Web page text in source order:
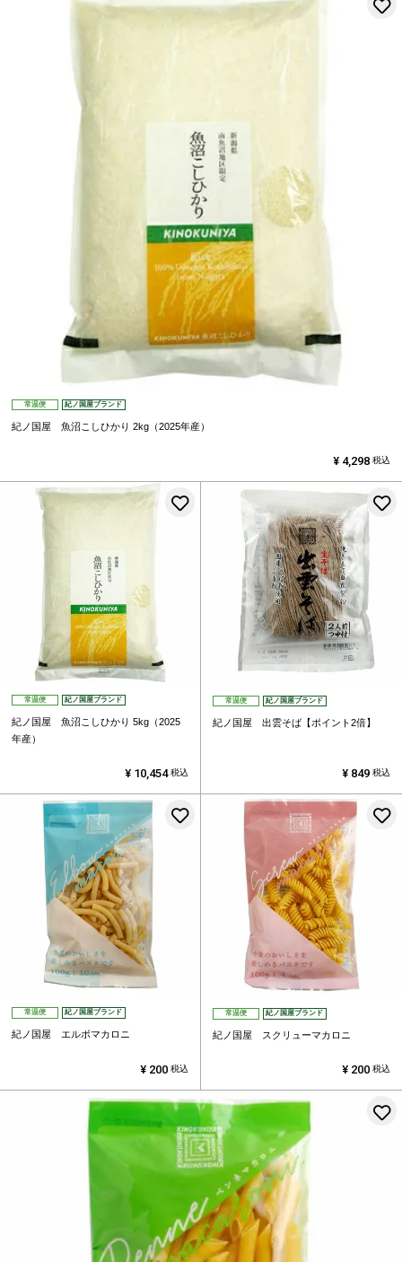
常温便 紀ノ国屋ブランド
紀ノ国屋 魚沼こしひかり 2kg（2025年産）
¥ 4,298 税込
常温便 紀ノ国屋ブランド
紀ノ国屋 魚沼こしひかり 5kg（2025
年産）
お気に入りに登録する
¥ 10,454 税込
常温便 紀ノ国屋ブランド
紀ノ国屋 出雲そば【ポイント2倍】
¥ 849 税込
常温便 紀ノ国屋ブランド
紀ノ国屋 エルボマカロニ
お気に入りに登録する
¥ 200 税込
常温便 紀ノ国屋ブランド
紀ノ国屋 スクリューマカロニ
¥ 200 税込